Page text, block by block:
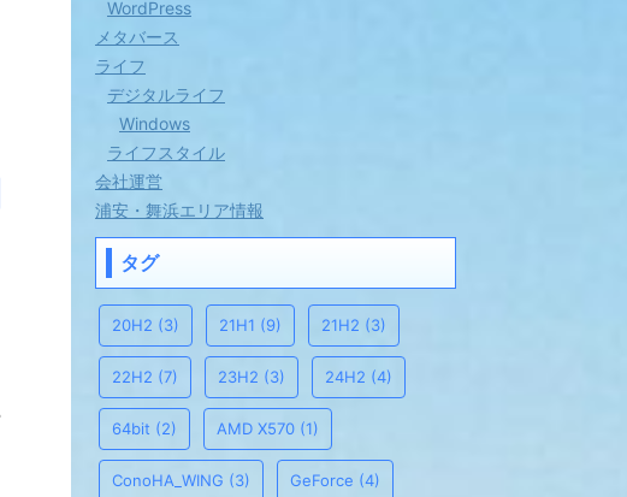
WordPress
メタバース
ライフ
デジタルライフ
Windows
ライフスタイル
会社運営
浦安・舞浜エリア情報
タグ
20H2 (3) 21H1 (9) 21H2 (3)
22H2 (7) 23H2 (3) 24H2 (4)
64bit (2) AMD X570 (1)
ConoHA_WING (3) GeForce (4)